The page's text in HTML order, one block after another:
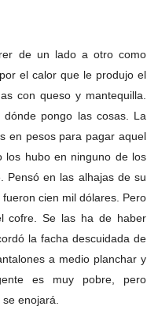
de un lado a otro como
el calor que le produjo el
con queso y mantequilla.
pongo las cosas. La
en pesos para pagar aquel
los hubo en ninguno de los
Pensó en las alhajas de su
cien mil dólares. Pero
cofre. Se las ha de haber
la facha descuidada de
a medio planchar y
es muy pobre, pero
enojará.